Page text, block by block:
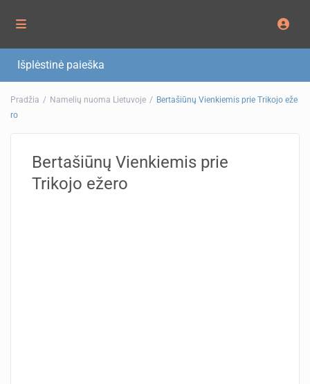
Išplėstinė paieška
Pradžia Namelių nuoma Lietuvoje
Bertašiūnų Vienkiemis prie Trikojo eže
ro
Bertašiūnų Vienkiemis prie
Trikojo ežero